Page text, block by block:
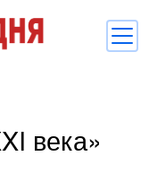
века»